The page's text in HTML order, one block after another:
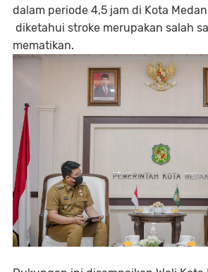
dalam periode 4,5 jam di Kota
diketahui stroke merupakan salah
mematikan.